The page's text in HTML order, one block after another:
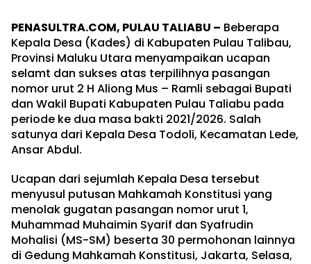
PENASULTRA.COM, PULAU TALIABU – Beberapa
Kepala Desa (Kades) di Kabupaten Pulau Talibau,
Provinsi Maluku Utara menyampaikan ucapan
selamt dan sukses atas terpilihnya pasangan
nomor urut 2 H Aliong Mus – Ramli sebagai Bupati
dan Wakil Bupati Kabupaten Pulau Taliabu pada
periode ke dua masa bakti 2021/2026. Salah
satunya dari Kepala Desa Todoli, Kecamatan Lede,
Ansar Abdul.
Ucapan dari sejumlah Kepala Desa tersebut
menyusul putusan Mahkamah Konstitusi yang
menolak gugatan pasangan nomor urut 1,
Muhammad Muhaimin Syarif dan Syafrudin
Mohalisi (MS-SM) beserta 30 permohonan lainnya
di Gedung Mahkamah Konstitusi, Jakarta, Selasa,